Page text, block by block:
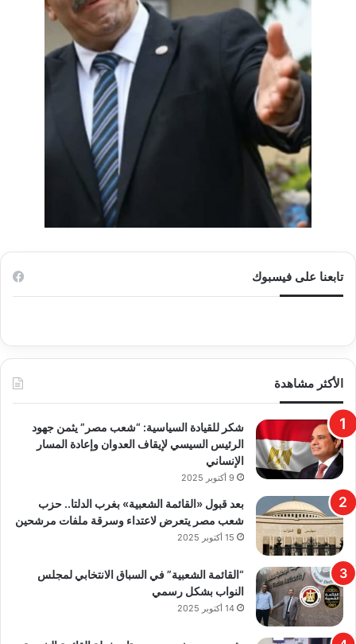
تابعنا على فيسبوك
الأكثر مشاهدة
​شكر للقيادة السياسية: “شعب مصر” يثمن جهود
الرئيس السيسي لإيقاف العدوان وإعادة المسار
الإنساني
9 أكتوبر 2025
بعد قبول «القائمة الشعبية» بغرب الدلتا.. حزب
شعب مصر يتعرض لاعتداء وسرقة ملفات مرشحين
15 أكتوبر 2025
“القائمة الشعبية” في السباق الانتخابي لمجلس
النواب بشكل رسمي
14 أكتوبر 2025